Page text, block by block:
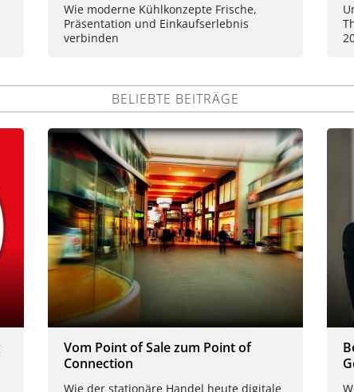
Wie moderne Kühlkonzepte Frische,
Präsentation und Einkaufserlebnis
verbinden
BELIEBTE BEITRÄGE
Vom Point of Sale zum Point of
Connection
Wie der stationäre Handel heute digitale